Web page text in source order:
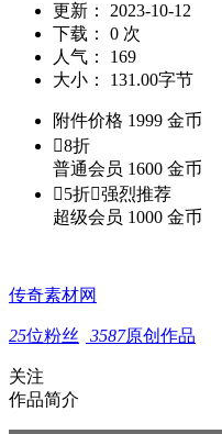
更新：
2023-10-12
下载：
0 次
人气：
169
大小：
131.00字节
附件价格 1999 金币
8折
普通会员 1600 金币
5折强烈推荐
超级会员 1000 金币
传奇素材网
25位粉丝 3587原创作品
关注
作品简介